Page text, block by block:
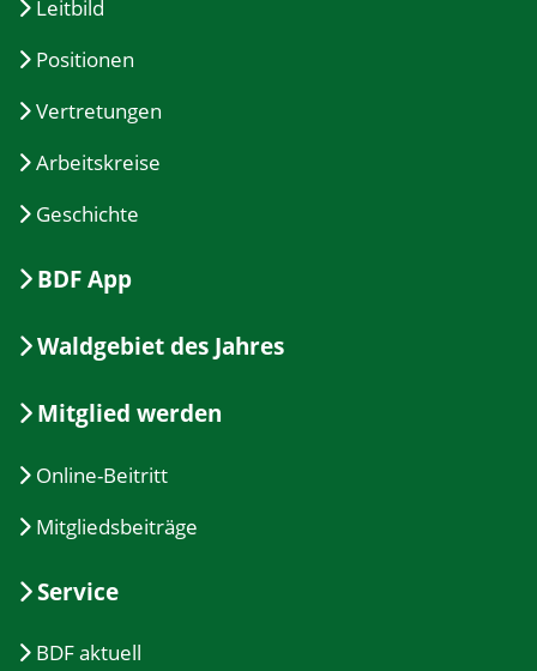
Leitbild
Positionen
Vertretungen
Arbeitskreise
Geschichte
BDF App
Waldgebiet des Jahres
Mitglied werden
Online-Beitritt
Mitgliedsbeiträge
Service
BDF aktuell